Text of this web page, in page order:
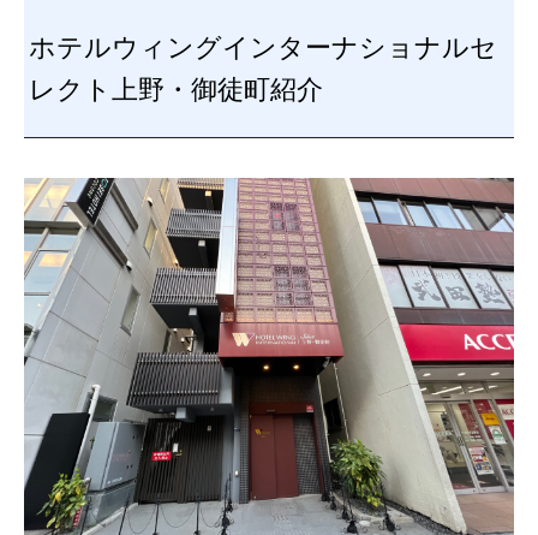
ホテルウィングインターナショナルセ
レクト上野・御徒町紹介